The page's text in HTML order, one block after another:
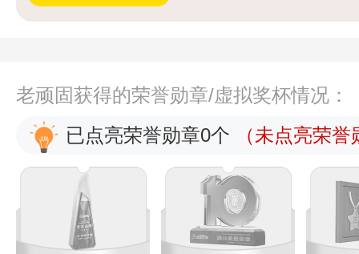
老顽固获得的荣誉勋章/虚拟奖杯情况：
已点亮荣誉勋章0个
（未点亮荣